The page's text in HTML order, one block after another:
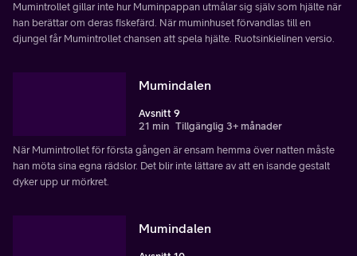
Mumintrollet gillar inte hur Muminpappan utmålar sig själv som hjälte när
han berättar om deras fiskefärd. När muminhuset förvandlas till en
djungel får Mumintrollet chansen att spela hjälte. Ruotsinkielinen versio.
Mumindalen
Avsnitt 9
21 min Tillgänglig 3+ månader
När Mumintrollet för första gången är ensam hemma över natten måste
han möta sina egna rädslor. Det blir inte lättare av att en isande gestalt
dyker upp ur mörkret.
Mumindalen